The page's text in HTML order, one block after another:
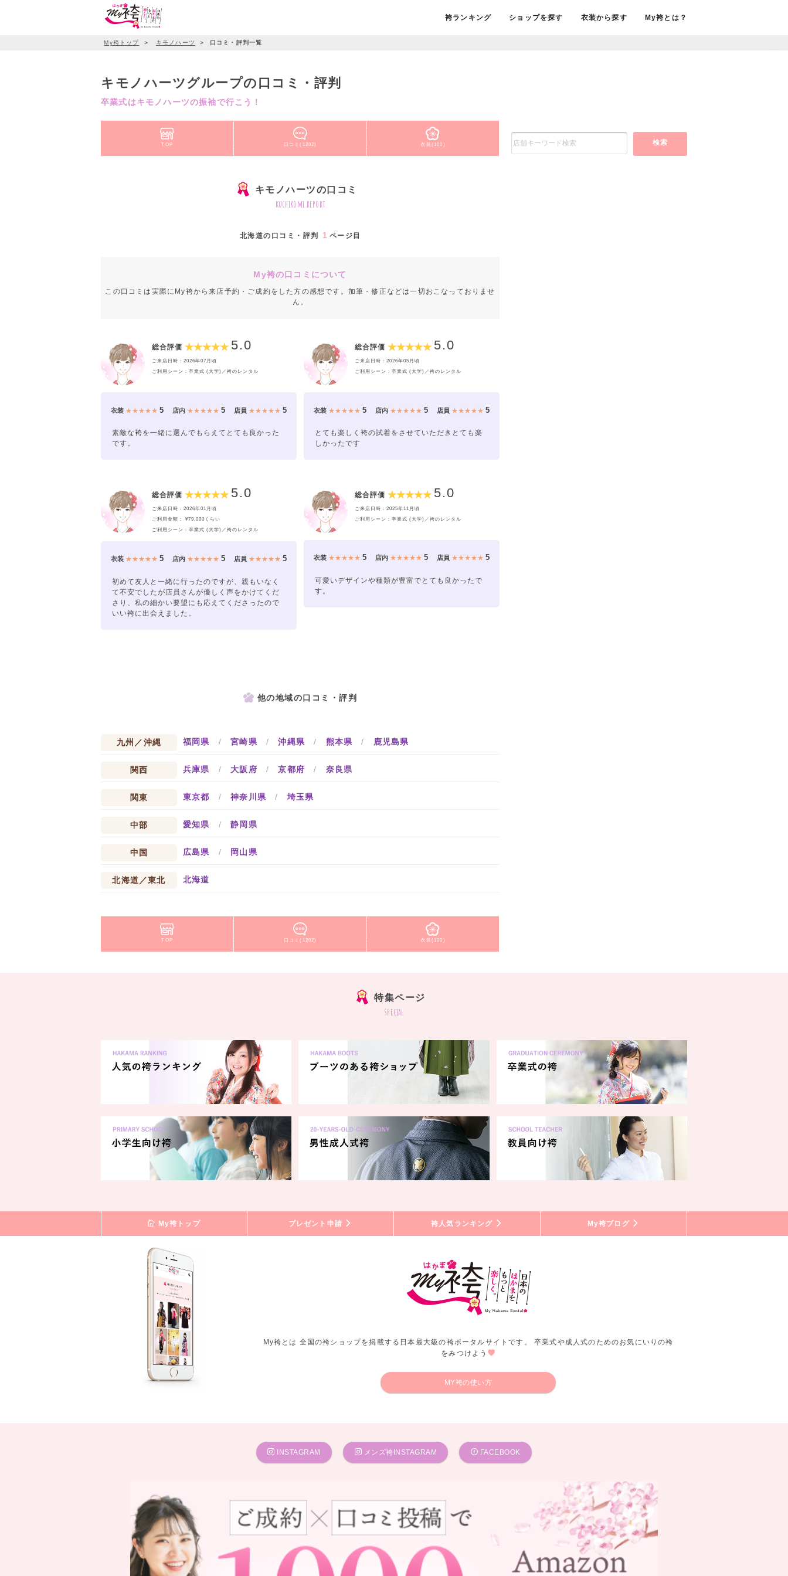
袴ランキング ショップを探す 衣装から探す My袴とは？
My袴トップ ＞ キモノハーツ ＞ 口コミ・評判一覧
キモノハーツグループの口コミ・評判
卒業式はキモノハーツの振袖で行こう！
TOP 口コミ(1202) 衣装(100)
キモノハーツの口コミ
kuchikomi report
北海道の口コミ・評判 1 ページ目
My袴の口コミについて
この口コミは実際にMy袴から来店予約・ご成約をした方の感想です。加筆・修正などは一切おこなっておりませ
ん。
総合評価 5.0
ご来店日時：2026年07月頃
ご利用シーン：卒業式 (大学)／袴のレンタル
衣装 ★★★★★5 店内 ★★★★★ 5 店員 ★★★★★ 5
素敵な袴を一緒に選んでもらえてとても良かった
です。
総合評価 5.0
ご来店日時：2026年05月頃
ご利用シーン：卒業式 (大学)／袴のレンタル
衣装 ★★★★★5 店内 ★★★★★ 5 店員 ★★★★★ 5
とても楽しく袴の試着をさせていただきとても楽
しかったです
総合評価 5.0
ご来店日時：2026年01月頃
ご利用金額： ¥79,000くらい
ご利用シーン：卒業式 (大学)／袴のレンタル
衣装 ★★★★★5 店内 ★★★★★ 5 店員 ★★★★★ 5
初めて友人と一緒に行ったのですが、親もいなく
て不安でしたが店員さんが優しく声をかけてくだ
さり、私の細かい要望にも応えてくださったので
いい袴に出会えました。
総合評価 5.0
ご来店日時：2025年11月頃
ご利用シーン：卒業式 (大学)／袴のレンタル
衣装 ★★★★★5 店内 ★★★★★ 5 店員 ★★★★★ 5
可愛いデザインや種類が豊富でとても良かったで
す。
他の地域の口コミ・評判
九州／沖縄 福岡県 / 宮崎県 / 沖縄県 / 熊本県 / 鹿児島県
関西 兵庫県 / 大阪府 / 京都府 / 奈良県
関東 東京都 / 神奈川県 / 埼玉県
中部 愛知県 / 静岡県
中国 広島県 / 岡山県
北海道／東北 北海道
TOP 口コミ(1202) 衣装(100)
検索
特集ページ
special
My袴トップ プレゼント申請 袴人気ランキング My袴ブログ
My袴とは 全国の袴ショップを掲載する日本最大級の袴ポータルサイトです。 卒業式や成人式のためのお気にいりの袴
をみつけよう
MY袴の使い方
INSTAGRAM メンズ袴INSTAGRAM FACEBOOK